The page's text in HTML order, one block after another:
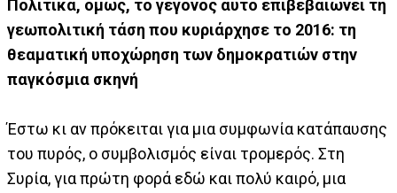
Πολιτικά, όμως, το γεγονός αυτό επιβεβαιώνει τη
γεωπολιτική τάση που κυριάρχησε το 2016: τη
θεαματική υποχώρηση των δημοκρατιών στην
παγκόσμια σκηνή
Έστω κι αν πρόκειται για μια συμφωνία κατάπαυσης
του πυρός, ο συμβολισμός είναι τρομερός. Στη
Συρία, για πρώτη φορά εδώ και πολύ καιρό, μια